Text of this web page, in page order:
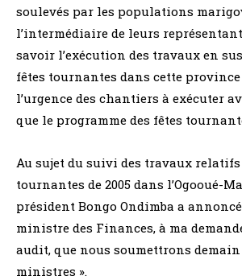
soulevés par les populations
l’intermédiaire de leurs
savoir l’exécution des travaux en
fêtes tournantes dans cette province
l’urgence des chantiers à exécuter
que le programme des fêtes
Au sujet du suivi des travaux relatifs
tournantes de 2005 dans l’Ogooué-
président Bongo Ondimba a
ministre des Finances, à ma
audit, que nous soumettrons
ministres ».